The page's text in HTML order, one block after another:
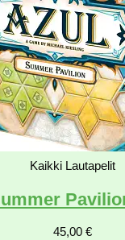
Kaikki Lautapelit
45,00 €